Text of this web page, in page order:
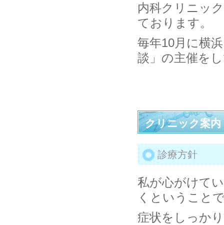
内科クリニッ
ております。
毎年10月に横
談」の主催を
クリニック案内
診療方針
私が心がけて
くということ
症状をしっか